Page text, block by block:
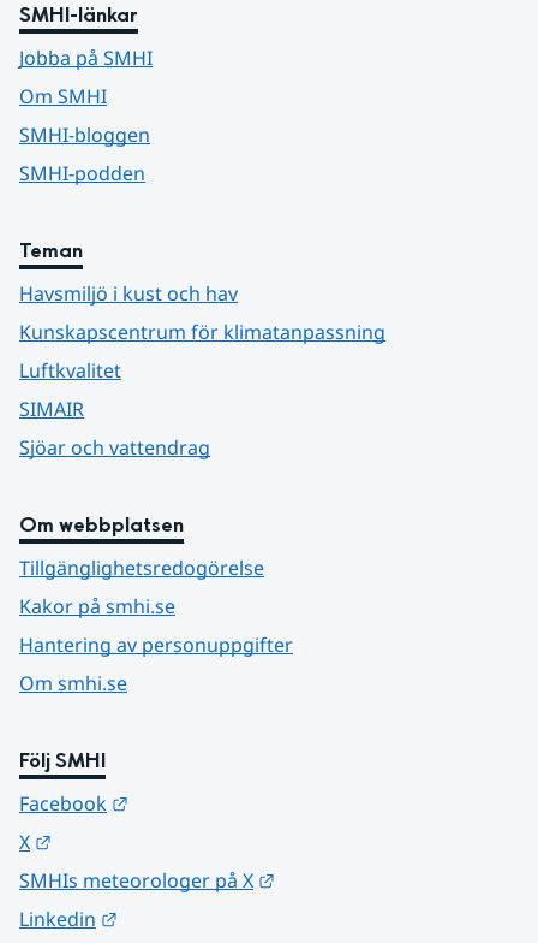
SMHI-länkar
Jobba på SMHI
Om SMHI
SMHI-bloggen
SMHI-podden
Teman
Havsmiljö i kust och hav
Kunskapscentrum för klimatanpassning
Luftkvalitet
SIMAIR
Sjöar och vattendrag
Om webbplatsen
Tillgänglighetsredogörelse
Kakor på smhi.se
Hantering av personuppgifter
Om smhi.se
Följ SMHI
Facebook
X
SMHIs meteorologer på X
Linkedin